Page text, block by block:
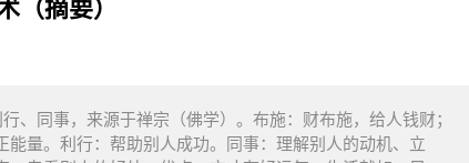
（摘要）
、同事，来源于禅宗（佛学）。布施：财布施，给人钱财；
量。利行：帮助别人成功。同事：理解别人的动机、立